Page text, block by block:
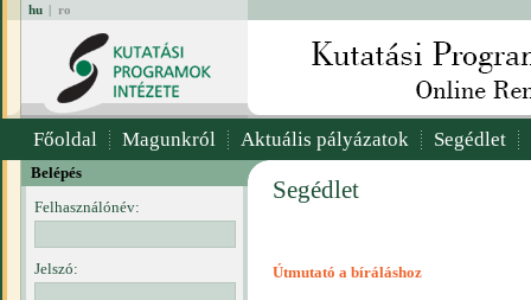
hu | ro
Főoldal Magunkról Aktuális pályázatok Segédlet
Belépés
Felhasználónév:
Jelszó:
Segédlet
Útmutató a bíráláshoz